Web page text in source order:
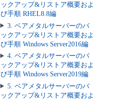
ックアップ&リストア概要およ
び手順 RHEL8.8編
3. ベアメタルサーバーのバ
ックアップ&リストア概要およ
び手順 Windows Server2016編
4. ベアメタルサーバーのバ
ックアップ&リストア概要およ
び手順 Windows Server2019編
5. ベアメタルサーバーのバ
ックアップ&リストア概要およ